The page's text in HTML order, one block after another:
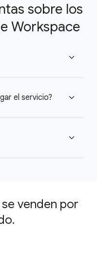
sobre los
Workspace
expand_more
el servicio? expand_more
expand_more
venden por